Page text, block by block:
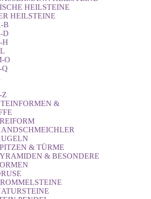
HEILSTEINE
HEILSTEINE
B
D
H
O
Q
Z
&
& TÜRME
& BESONDERE